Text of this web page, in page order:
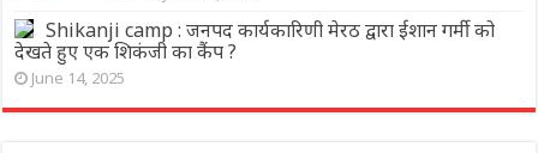
Shikanji camp : जनपद कार्यकारिणी मेरठ द्वारा ईशान गर्मी को
देखते हुए एक शिकंजी का कैंप ?
June 14, 2025